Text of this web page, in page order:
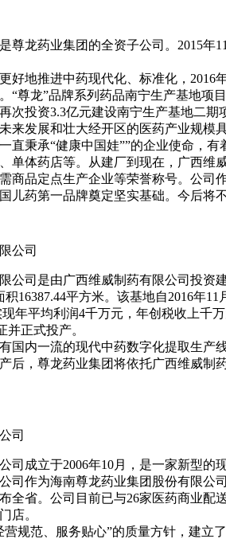
尊龙药业集团的全资子公司。2015
好地推进中药现代化、标准化，
“尊龙”品牌系列药品南宁生产基地项
次投资3.3亿元建设南宁生产基地二
来发展和壮大经开区的医药产业规模
直秉承“健康中国娃””的企业使命，
单体药店等。从建厂到现在，广西维
商品定点生产企业等荣誉称号。公司
儿药第一品牌奠定坚实基础。今后将
公司
公司是由广西维威制药有限公司投资
积16387.44平方米。该基地自2016年
年平均利润4千万元，年创税收上千
并正式投产。
国内一流的现代中药数字化提取生产
后，尊龙药业集团将依托广西维威制
司
司成立于2006年10月，是一家新型的
司作为海南尊龙药业集团股份有限公
全省。公司目前已与26家医药商业
店。
规范、服务贴心”的质量方针，建立